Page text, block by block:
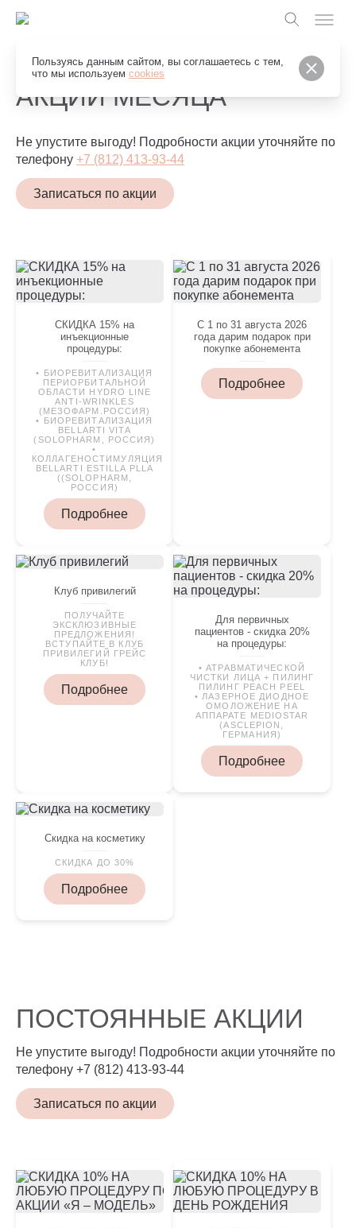
Пользуясь данным сайтом, вы соглашаетесь с тем,
что мы используем cookies
АКЦИИ МЕСЯЦА
Не упустите выгоду! Подробности акции уточняйте по
телефону +7 (812) 413-93-44
Записаться по акции
СКИДКА 15% на
инъекционные
процедуры:
• БИОРЕВИТАЛИЗАЦИЯ
ПЕРИОРБИТАЛЬНОЙ
ОБЛАСТИ HYDRO LINE
ANTI-WRINKLES
(МЕЗОФАРМ.РОССИЯ)
• БИОРЕВИТАЛИЗАЦИЯ
BELLARTI VITA
(SOLOPHARM, РОССИЯ)
•
КОЛЛАГЕНОСТИМУЛЯЦИЯ
BELLARTI ESTILLA PLLA
((SOLOPHARM,
РОССИЯ)
Подробнее
C 1 по 31 августа 2026
года дарим подарок при
покупке абонемента
Подробнее
Клуб привилегий
ПОЛУЧАЙТЕ
ЭКСКЛЮЗИВНЫЕ
ПРЕДЛОЖЕНИЯ!
ВСТУПАЙТЕ В КЛУБ
ПРИВИЛЕГИЙ ГРЕЙС
КЛУБ!
Подробнее
Для первичных
пациентов - скидка 20%
на процедуры:
• АТРАВМАТИЧЕСКОЙ
ЧИСТКИ ЛИЦА + ПИЛИНГ
ПИЛИНГ PEACH PEEL
• ЛАЗЕРНОЕ ДИОДНОЕ
ОМОЛОЖЕНИЕ НА
АППАРАТЕ MEDIOSTAR
(ASCLEPION,
ГЕРМАНИЯ)
Подробнее
Скидка на косметику
СКИДКА ДО 30%
Подробнее
ПОСТОЯННЫЕ АКЦИИ
Не упустите выгоду! Подробности акции уточняйте по
телефону +7 (812) 413-93-44
Записаться по акции